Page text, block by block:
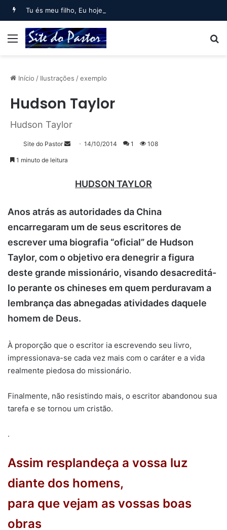
Tu és meu filho, Eu hoje te gerei (Salmo 2)
Menu
Início / Ilustrações /exemplo
Hudson Taylor
Hudson Taylor
Site do Pastor
Mande
mail
14/10/2014 1 108
1 minuto de leitura
HUDSON TAYLOR
Anos atrás as autoridades da China
encarregaram um de seus escritores de
escrever uma biografia “oficial” de Hudson
Taylor, com o objetivo era denegrir a figura
deste grande missionário, visando desacreditá-
lo perante os chineses em quem perduravam a
lembrança das abnegadas atividades daquele
homem de Deus.
À proporção que o escritor ia escrevendo seu livro,
impressionava-se cada vez mais com o caráter e a vida
realmente piedosa do missionário.
Finalmente, não resistindo mais, o escritor abandonou sua
tarefa e se tornou um cristão.
.
Assim resplandeça a vossa luz
diante dos homens,
para que vejam as vossas boas
obras